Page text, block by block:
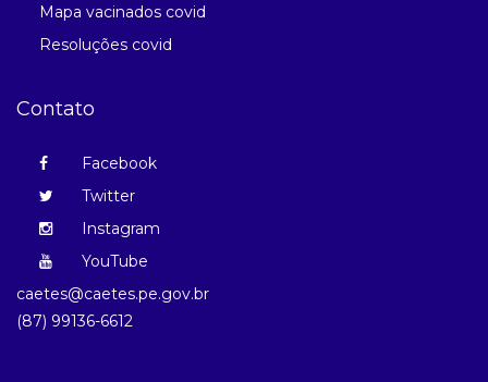
Mapa vacinados covid
Resoluções covid
Contato
Facebook
Twitter
Instagram
YouTube
caetes@caetes.pe.gov.br
(87) 99136-6612